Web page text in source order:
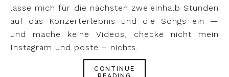
lasse mich für die nächsten zweieinhalb Stunden
auf das Konzerterlebnis und die Songs ein —
und mache keine Videos, checke nicht mein
Instagram und poste – nichts.
CONTINUE